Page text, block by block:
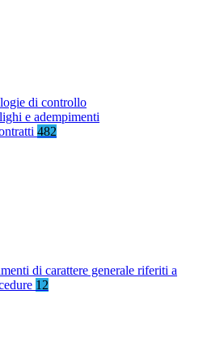
di controllo
e adempimenti
482
di carattere generale riferiti a
12